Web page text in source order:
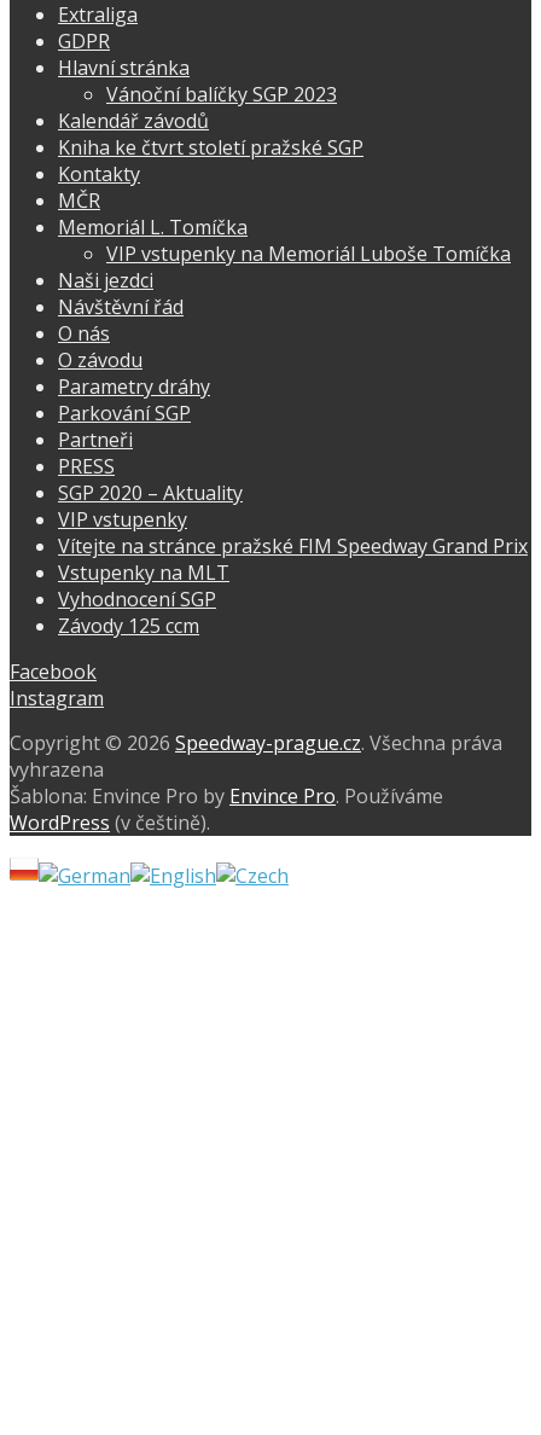
Extraliga
GDPR
Hlavní stránka
Vánoční balíčky SGP 2023
Kalendář závodů
Kniha ke čtvrt století pražské SGP
Kontakty
MČR
Memoriál L. Tomíčka
VIP vstupenky na Memoriál Luboše Tomíčka
Naši jezdci
Návštěvní řád
O nás
O závodu
Parametry dráhy
Parkování SGP
Partneři
PRESS
SGP 2020 – Aktuality
VIP vstupenky
Vítejte na stránce pražské FIM Speedway Grand Prix
Vstupenky na MLT
Vyhodnocení SGP
Závody 125 ccm
Facebook
Instagram
Copyright © 2026 Speedway-prague.cz. Všechna práva
vyhrazena
Šablona: Envince Pro by Envince Pro. Používáme
WordPress (v češtině).